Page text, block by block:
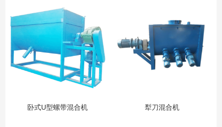
卧式U型螺带混合机 犁刀混合机